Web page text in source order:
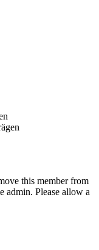
this member from
admin. Please allow a